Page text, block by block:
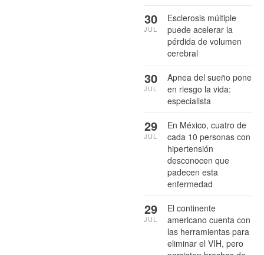
Esclerosis múltiple
puede acelerar la
pérdida de volumen
cerebral
30
JUL
Apnea del sueño pone
en riesgo la vida:
especialista
30
JUL
En México, cuatro de
cada 10 personas con
hipertensión
desconocen que
padecen esta
enfermedad
29
JUL
El continente
americano cuenta con
las herramientas para
eliminar el VIH, pero
29
JUL